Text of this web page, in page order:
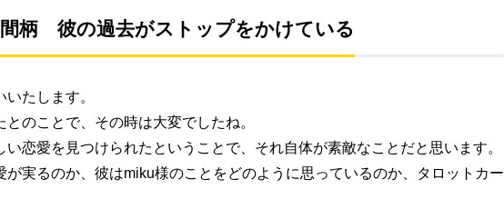
柄 彼の過去がストップをかけている
たします。
のことで、その時は大変でしたね。
恋愛を見つけられたということで、それ自体が素敵なことだと思います。
実るのか、彼はmiku様のことをどのように思っているのか、タロットカー